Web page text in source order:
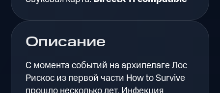
Описание
С момента событий на архипелаге Лос
Рискос из первой части How to Survive